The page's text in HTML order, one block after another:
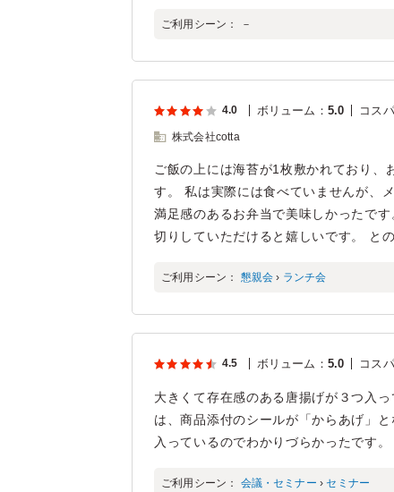
ご利用シーン： －
4.0 ボリューム ： 5.0 コスパ
株式会社cotta
ご飯の上には海苔が1枚敷かれており、
す。 私は実際には食べていませんが、
満足感のあるお弁当で美味しかったで
切りしていただけると嬉しいです。 との
ご利用シーン： 懇親会 › ランチ会
4.5 ボリューム ： 5.0 コスパ
大きくて存在感のある唐揚げが３つ入
は、商品添付のシールが「からあげ」
入っているのでわかりづらかったです。
ご利用シーン： 会議・セミナー ›セミナー